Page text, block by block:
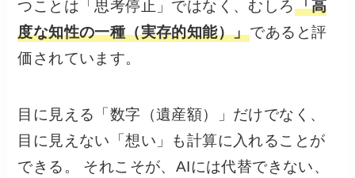
つことは「思考停止」ではなく、むしろ 「高
度な知性の一種（実存的知能）」であると評
価されています。
目に見える「数字（遺産額）」だけでなく、
目に見えない「想い」も計算に入れることが
できる。 それこそが、AIには代替できない、